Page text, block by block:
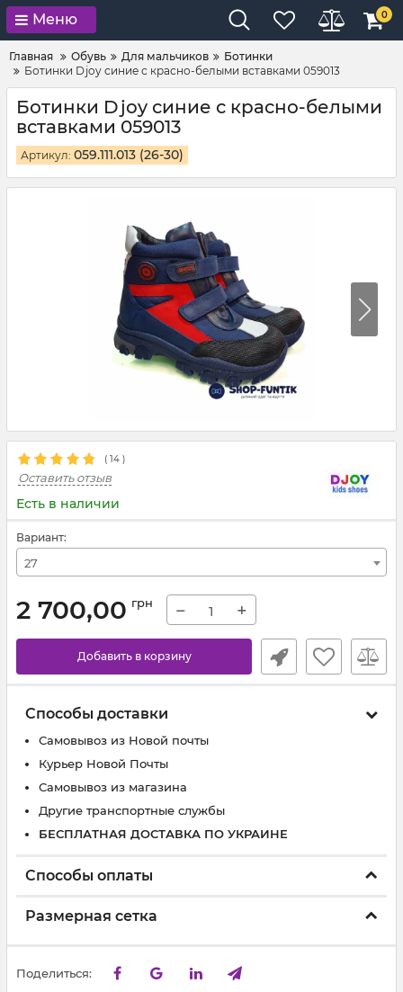
Меню 0
Главная Обувь Для мальчиков
Ботинки
Ботинки Djoy синие с красно-белыми вставками 059013
Ботинки Djoy синие с красно-белыми
вставками 059013
Артикул: 059.111.013 (26-30)
( 14 )
Оставить отзыв
Есть в наличии
Вариант:
27
2 700,00 грн − +
Добавить в корзину
Способы доставки
Самовывоз из Новой почты
Курьер Новой Почты
Самовывоз из магазина
Другие транспортные службы
БЕСПЛАТНАЯ ДОСТАВКА ПО УКРАИНЕ
Способы оплаты
Размерная сетка
Поделиться: